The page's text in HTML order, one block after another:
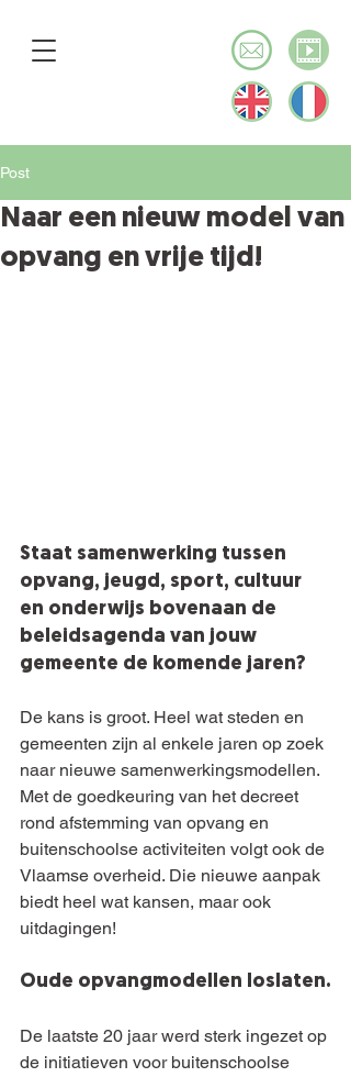
Post
Naar een nieuw model van
opvang en vrije tijd!
Staat samenwerking tussen
opvang, jeugd, sport, cultuur
en onderwijs bovenaan de
beleidsagenda van jouw
gemeente de komende jaren?
De kans is groot. Heel wat steden en
gemeenten zijn al enkele jaren op zoek
naar nieuwe samenwerkingsmodellen.
Met de goedkeuring van het decreet
rond afstemming van opvang en
buitenschoolse activiteiten volgt ook de
Vlaamse overheid. Die nieuwe aanpak
biedt heel wat kansen, maar ook
uitdagingen!
Oude opvangmodellen loslaten.
De laatste 20 jaar werd sterk ingezet op
de initiatieven voor buitenschoolse